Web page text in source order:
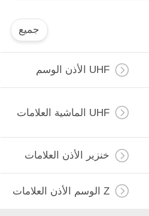
جميع
UHF الأذن الوسم
UHF الماشية العلامات
خنزير الأذن العلامات
Z الوسم الأذن العلامات